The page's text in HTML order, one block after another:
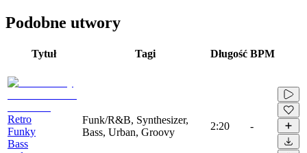
Podobne utwory
Tytuł Tagi Długość BPM
Retro
Funky
Bass
Funk/R&B, Synthesizer,
Bass, Urban, Groovy
2:20 -